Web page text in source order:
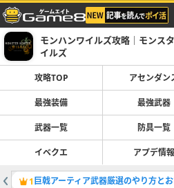
モンハンワイルズ攻略｜モンス
イルズ
攻略TOP アセンダン
最強装備 最強武器
武器一覧 防具一覧
イベクエ アプデ情報
1巨戟アーティア武器厳選のやり方と